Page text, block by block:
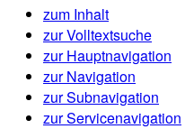
zum Inhalt
zur Volltextsuche
zur Hauptnavigation
zur Navigation
zur Subnavigation
zur Servicenavigation